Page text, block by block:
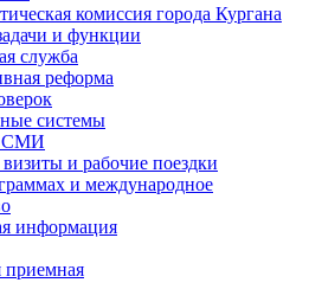
комиссия города Кургана
и функции
служба
реформа
системы
СМИ
и рабочие поездки
и международное
информация
приемная